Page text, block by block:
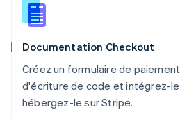
Documentation Checkout
Créez un formulaire de
d'écriture de code et intégrez-
hébergez-le sur Stripe.
République tchèque
English
English
Royaume-Uni
Singapour
English简体中文